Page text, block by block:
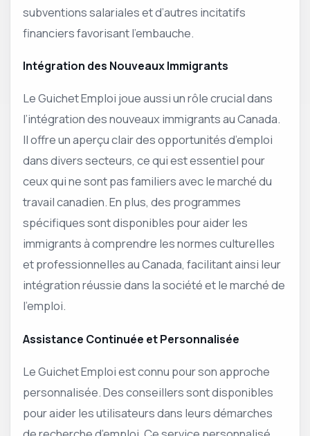
subventions salariales et d’autres incitatifs
financiers favorisant l’embauche.
Intégration des Nouveaux Immigrants
Le Guichet Emploi joue aussi un rôle crucial dans
l’intégration des nouveaux immigrants au Canada.
Il offre un aperçu clair des opportunités d’emploi
dans divers secteurs, ce qui est essentiel pour
ceux qui ne sont pas familiers avec le marché du
travail canadien. En plus, des programmes
spécifiques sont disponibles pour aider les
immigrants à comprendre les normes culturelles
et professionnelles au Canada, facilitant ainsi leur
intégration réussie dans la société et le marché de
l’emploi.
Assistance Continuée et Personnalisée
Le Guichet Emploi est connu pour son approche
personnalisée. Des conseillers sont disponibles
pour aider les utilisateurs dans leurs démarches